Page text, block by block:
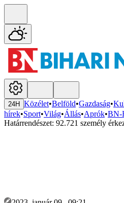
24H Közélet•Belföld•Gazdaság•
hírek•Sport•Világ•Állás•Aprók•BN-
Határrendészet: 92.721 személy